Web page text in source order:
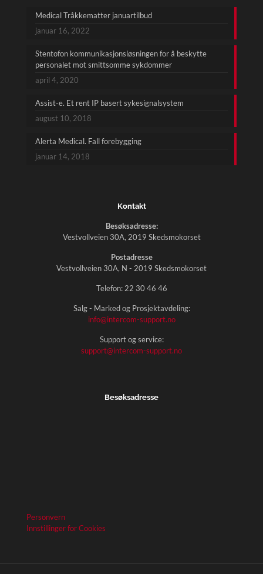
Medical Tråkkematter januartilbud
januar 16, 2022
Stentofon kommunikasjonsløsningen for å beskytte
personalet mot smittsomme sykdommer
april 4, 2020
Assist-e. Et rent IP basert sykesignalsystem
august 10, 2018
Alerta Medical. Fall forebygging
januar 14, 2018
Kontakt
Besøksadresse:
Vestvollveien 30A, 2019 Skedsmokorset
Postadresse
Vestvollveien 30A, N - 2019 Skedsmokorset
Telefon: 22 30 46 46
Salg - Marked og Prosjektavdeling:
info@intercom-support.no
Support og service:
support@intercom-support.no
Besøksadresse
Personvern
Innstillinger for Cookies